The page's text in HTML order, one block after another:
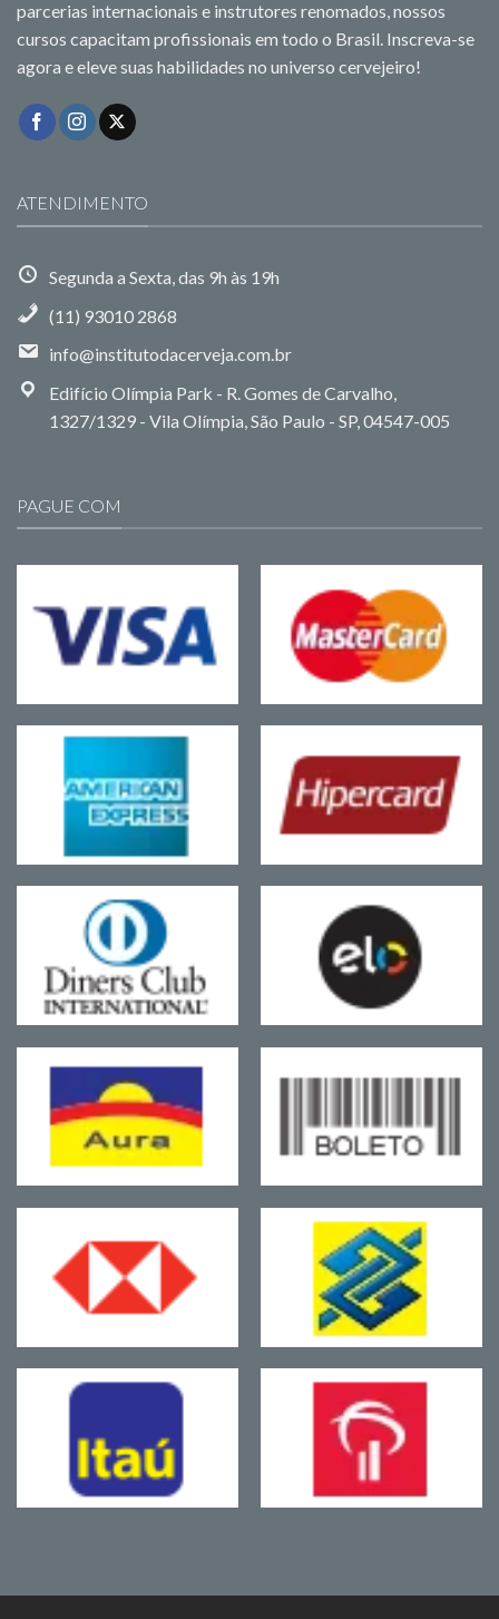
parcerias internacionais e instrutores renomados, nossos
cursos capacitam profissionais em todo o Brasil. Inscreva-se
agora e eleve suas habilidades no universo cervejeiro!
ATENDIMENTO
Segunda a Sexta, das 9h às 19h
(11) 93010 2868
info@institutodacerveja.com.br
Edifício Olímpia Park - R. Gomes de Carvalho,
1327/1329 - Vila Olímpia, São Paulo - SP, 04547-005
PAGUE COM